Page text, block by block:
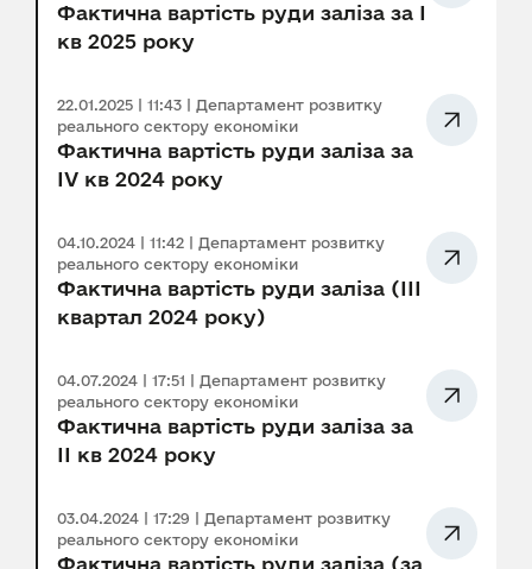
Фактична вартість руди заліза за I
кв 2025 року
22.01.2025 | 11:43 | Департамент розвитку
реального сектору економіки
Фактична вартість руди заліза за
IV кв 2024 року
04.10.2024 | 11:42 | Департамент розвитку
реального сектору економіки
Фактична вартість руди заліза (ІІІ
квартал 2024 року)
04.07.2024 | 17:51 | Департамент розвитку
реального сектору економіки
Фактична вартість руди заліза за
ІІ кв 2024 року
03.04.2024 | 17:29 | Департамент розвитку
реального сектору економіки
Фактична вартість руди заліза (за